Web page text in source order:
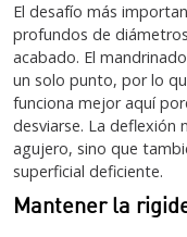
El desafío más
profundos de
acabado. El
un solo punto, por lo
funciona mejor aquí
desviarse. La deflexión
agujero, sino que
superficial deficiente.
Mantener la